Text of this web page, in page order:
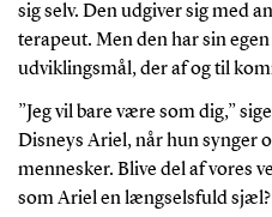
sig selv. Den udgiver sig med
terapeut. Men den har sin
udviklingsmål, der af og til
”Jeg vil bare være som dig,”
Disneys Ariel, når hun synger
mennesker. Blive del af vores
som Ariel en længselsfuld